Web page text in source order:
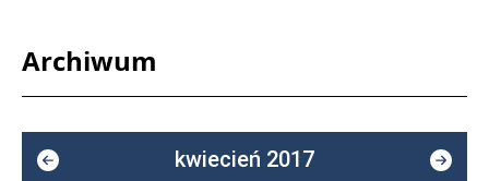
Archiwum
kwiecień 2017